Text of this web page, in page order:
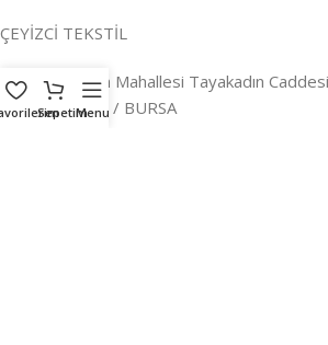
ÇEYİZCİ TEKSTİL
Adres:Reyhan Mahallesi Tayakadın
/ a Osmangazi / BURSA
SepetimMenu